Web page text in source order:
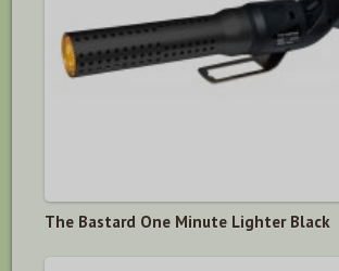
The Bastard One Minute Lighter Black